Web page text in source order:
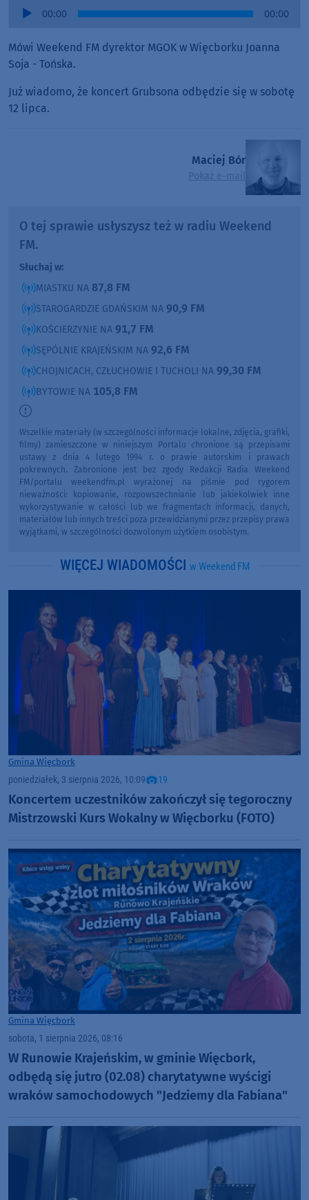
Audio
00:00 00:00
Mówi Weekend FM dyrektor MGOK w Więcborku Joanna
Soja - Tońska.
Już wiadomo, że koncert Grubsona odbędzie się w sobotę
12 lipca.
Maciej Bór
Pokaż e-mail
O tej sprawie usłyszysz też w radiu Weekend
FM.
Słuchaj w:
MIASTKU NA 87,8 FM
STAROGARDZIE GDAŃSKIM NA 90,9 FM
KOŚCIERZYNIE NA 91,7 FM
SĘPÓLNIE KRAJEŃSKIM NA 92,6 FM
CHOJNICACH, CZŁUCHOWIE I TUCHOLI NA 99,30 FM
BYTOWIE NA 105,8 FM
Wszelkie materiały (w szczególności informacje lokalne, zdjęcia, grafiki,
filmy) zamieszczone w niniejszym Portalu chronione są przepisami
ustawy z dnia 4 lutego 1994 r. o prawie autorskim i prawach
pokrewnych. Zabronione jest bez zgody Redakcji Radia Weekend
FM/portalu weekendfm.pl wyrażonej na piśmie pod rygorem
nieważności: kopiowanie, rozpowszechnianie lub jakiekolwiek inne
wykorzystywanie w całości lub we fragmentach informacji, danych,
materiałów lub innych treści poza przewidzianymi przez przepisy prawa
wyjątkami, w szczególności dozwolonym użytkiem osobistym.
WIĘCEJ WIADOMOŚCI w Weekend FM
Gmina Więcbork
poniedziałek, 3 sierpnia 2026, 10:09 19
Koncertem uczestników zakończył się tegoroczny
Mistrzowski Kurs Wokalny w Więcborku (FOTO)
Gmina Więcbork
sobota, 1 sierpnia 2026, 08:16
W Runowie Krajeńskim, w gminie Więcbork,
odbędą się jutro (02.08) charytatywne wyścigi
wraków samochodowych "Jedziemy dla Fabiana"